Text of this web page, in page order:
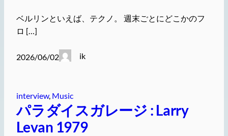
ベルリンといえば、テクノ。 週末ごとにどこかのフ
ロ […]
2026/06/02 ik
interview, Music
パラダイスガレージ : Larry
Levan 1979